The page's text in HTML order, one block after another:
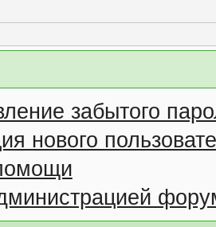
забытого
нового